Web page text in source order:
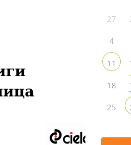
27
4
11
18
25